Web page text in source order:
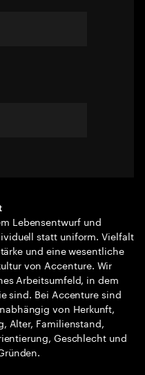
Lebensentwurf und
statt uniform. Vielfalt
und eine wesentliche
von Accenture. Wir
Arbeitsumfeld, in dem
sind. Bei Accenture sind
von Herkunft,
Alter, Familienstand,
Geschlecht und